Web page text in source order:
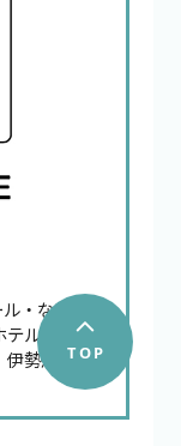
・なばなの
ルオリー
勢湾岸自